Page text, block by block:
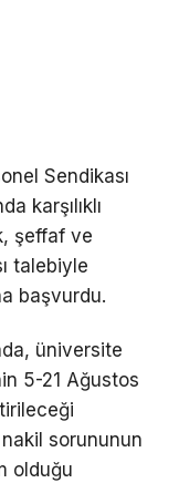
Sendikası
karşılıklı
şeffaf ve
talebiyle
başvurdu.
üniversite
5-21 Ağustos
nakil sorununun
olduğu